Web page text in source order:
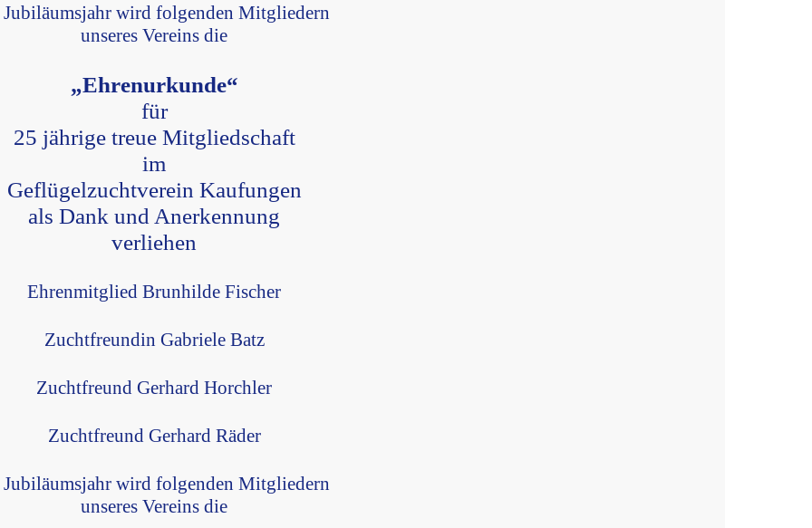
wird folgenden Mitgliedern
unseres Vereins die
„Ehrenurkunde“
für
25 jährige treue Mitgliedschaft
im
Geflügelzuchtverein Kaufungen
als Dank und Anerkennung
verliehen
Ehrenmitglied Brunhilde Fischer
Zuchtfreundin Gabriele Batz
Zuchtfreund Gerhard Horchler
Zuchtfreund Gerhard Räder
wird folgenden Mitgliedern
unseres Vereins die